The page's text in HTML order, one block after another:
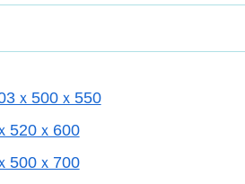
ｘ500ｘ550
520ｘ600
500ｘ700